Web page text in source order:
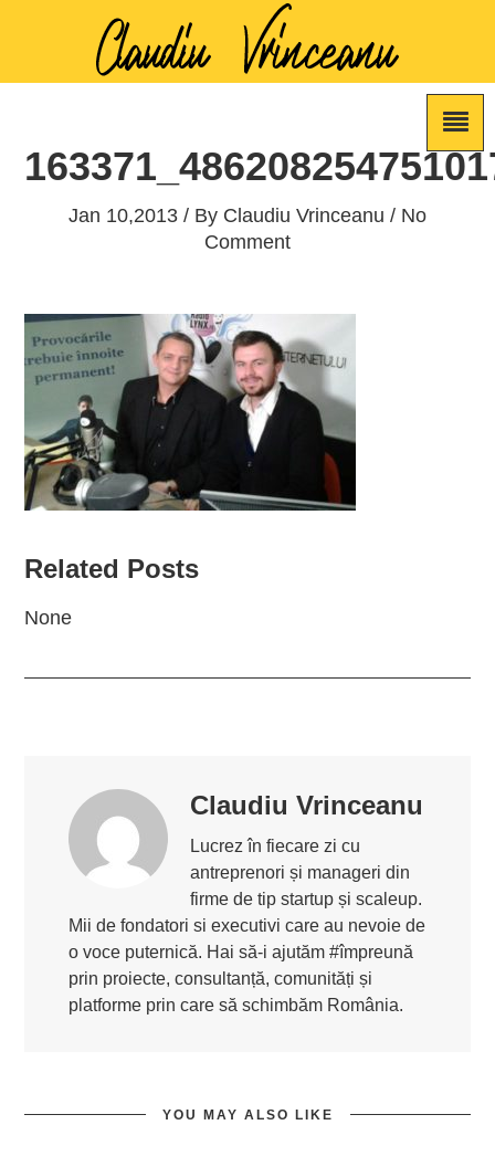
Jan 10,2013 / By Claudiu Vrinceanu / No
Comment
Related Posts
None
Claudiu Vrinceanu
Lucrez în fiecare zi cu
antreprenori și manageri din
firme de tip startup și scaleup.
Mii de fondatori si executivi care au nevoie de
o voce puternică. Hai să-i ajutăm #împreună
prin proiecte, consultanță, comunități și
platforme prin care să schimbăm România.
YOU MAY ALSO LIKE